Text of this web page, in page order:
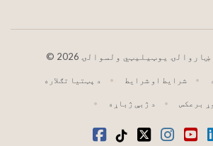
© ښاروالۍ یوټیلیټي ولسوالۍ
د پټتیا تګلاره شرایط او شرایط
د ژبې ژباړه برعکس
فیسبوک
ټیک ټاک
ټویټر